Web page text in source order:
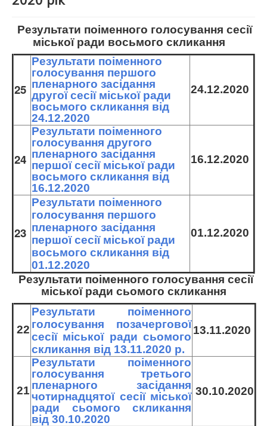
Результати поіменного голосування сесії
міської ради восьмого скликання
25
Результати поіменного
голосування першого
пленарного засідання
другої сесії міської ради
восьмого скликання від
24.12.2020
24.12.2020
24
Результати поіменного
голосування другого
пленарного засідання
першої сесії міської ради
восьмого скликання від
16.12.2020
16.12.2020
23
Результати поіменного
голосування першого
пленарного засідання
першої сесії міської ради
восьмого скликання від
01.12.2020
01.12.2020
Результати поіменного голосування сесії
міської ради сьомого скликання
22
Результати поіменного
голосування позачергової
сесії міської ради сьомого
скликання від 13.11.2020 р.
13.11.2020
21
Результати поіменного
голосування третього
пленарного засідання
чотирнадцятої сесії міської
ради сьомого скликання
від 30.10.2020
30.10.2020